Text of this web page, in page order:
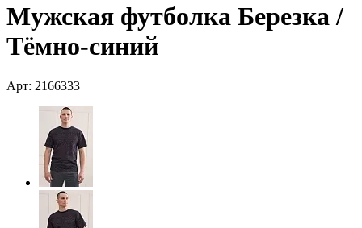
Мужская футболка Березка /
Тёмно-синий
Арт: 2166333